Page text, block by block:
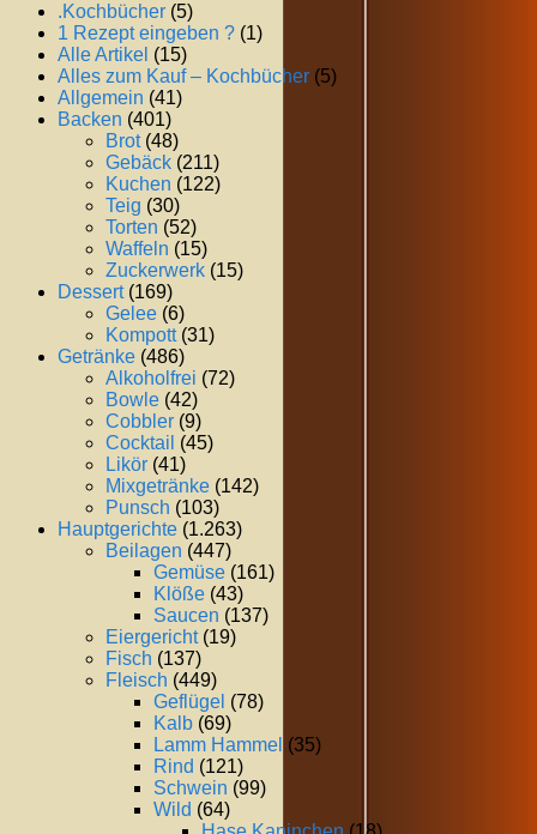
.Kochbücher (5)
1 Rezept eingeben ? (1)
Alle Artikel (15)
Alles zum Kauf – Kochbücher (5)
Allgemein (41)
Backen (401)
Brot(48)
Gebäck (211)
Kuchen (122)
Teig (30)
Torten (52)
Waffeln (15)
Zuckerwerk (15)
Dessert(169)
Gelee (6)
Kompott(31)
Getränke (486)
Alkoholfrei (72)
Bowle (42)
Cobbler (9)
Cocktail (45)
Likör (41)
Mixgetränke (142)
Punsch (103)
Hauptgerichte (1.263)
Beilagen (447)
Gemüse (161)
Klöße (43)
Saucen (137)
Eiergericht(19)
Fisch (137)
Fleisch (449)
Geflügel (78)
Kalb (69)
Lamm Hammel (35)
Rind (121)
Schwein (99)
Wild (64)